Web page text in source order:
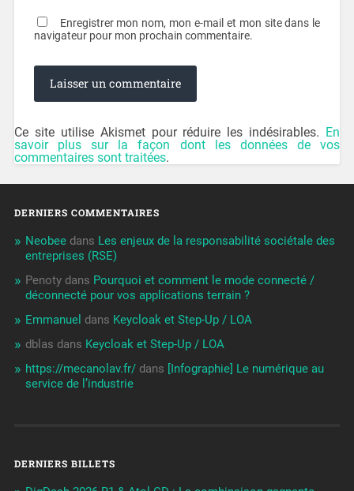
Enregistrer mon nom, mon e-mail et mon site dans le
navigateur pour mon prochain commentaire.
Ce site utilise Akismet pour réduire les indésirables. En
savoir plus sur la façon dont les données de vos
commentaires sont traitées.
DERNIERS COMMENTAIRES
Neobeedans Les enjeux de la responsabilité sociétale des
entreprises (RSE)
Penotydans Pourquoi et comment le mode connecté /
déconnecté pour vos applications terrain ?
Emmanuel dans Keycloak et Step-Up / LOA
dblas dans Keycloak et Step-Up / LOA
https://mecanolav.fr/dans [Infographie] Le numérique au
service de l’industrie
DERNIERS BILLETS